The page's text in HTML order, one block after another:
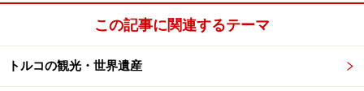
ますので、下記の会話を覚えておくと色々便利です。
この記事に関連するテーマ
トルコの観光・世界遺産